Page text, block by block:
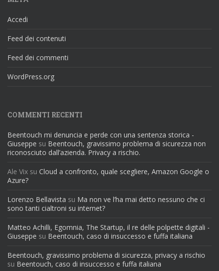
Accedi
Feed dei contenuti
Feed dei commenti
WordPress.org
COMMENTI RECENTI
Beentouch mi denuncia e perde con una sentenza storica -
Giuseppe su Beentouch, gravissimo problema di sicurezza non
riconosciuto dall’azienda. Privacy a rischio.
Ale Vix su Cloud a confronto, quale scegliere, Amazon Google o
Azure?
Lorenzo Bellavista su Ma non ve l’ha mai detto nessuno che ci
sono tanti cialtroni su internet?
Matteo Achilli, Egomnia, The Startup, il re delle polpette digitali -
Giuseppe su Beentouch, caso di insuccesso e fuffa italiana
Beentouch, gravissimo problema di sicurezza, privacy a rischio
su Beentouch, caso di insuccesso e fuffa italiana